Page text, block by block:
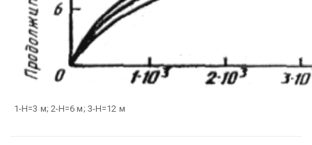
1-H=3 м; 2-H=6 м; 3-H=12 м